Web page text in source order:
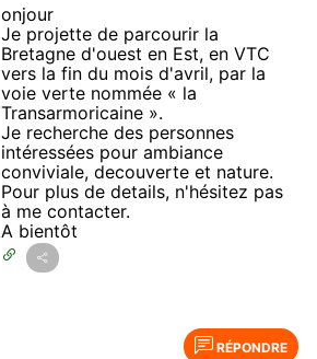
onjour
Je projette de parcourir la
Bretagne d'ouest en Est, en VTC
vers la fin du mois d'avril, par la
voie verte nommée « la
Transarmoricaine ».
Je recherche des personnes
intéressées pour ambiance
conviviale, decouverte et nature.
Pour plus de details, n'hésitez pas
à me contacter.
A bientôt
RÉPONDRE